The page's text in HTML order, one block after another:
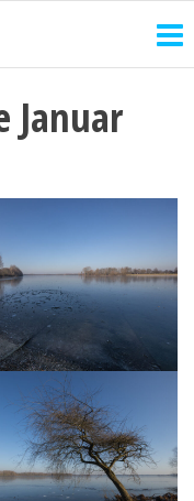
Januar